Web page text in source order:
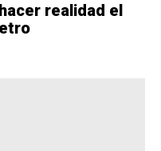
realidad el